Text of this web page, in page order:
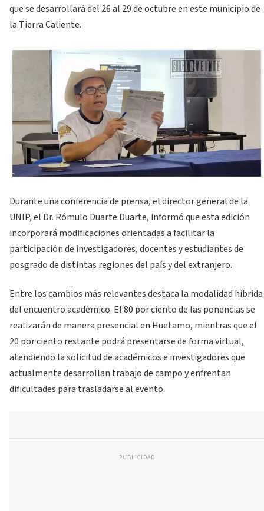
que se desarrollará del 26 al 29 de octubre en este municipio de
la Tierra Caliente.
Durante una conferencia de prensa, el director general de la
UNIP, el Dr. Rómulo Duarte Duarte, informó que esta edición
incorporará modificaciones orientadas a facilitar la
participación de investigadores, docentes y estudiantes de
posgrado de distintas regiones del país y del extranjero.
Entre los cambios más relevantes destaca la modalidad híbrida
del encuentro académico. El 80 por ciento de las ponencias se
realizarán de manera presencial en Huetamo, mientras que el
20 por ciento restante podrá presentarse de forma virtual,
atendiendo la solicitud de académicos e investigadores que
actualmente desarrollan trabajo de campo y enfrentan
dificultades para trasladarse al evento.
PUBLICIDAD